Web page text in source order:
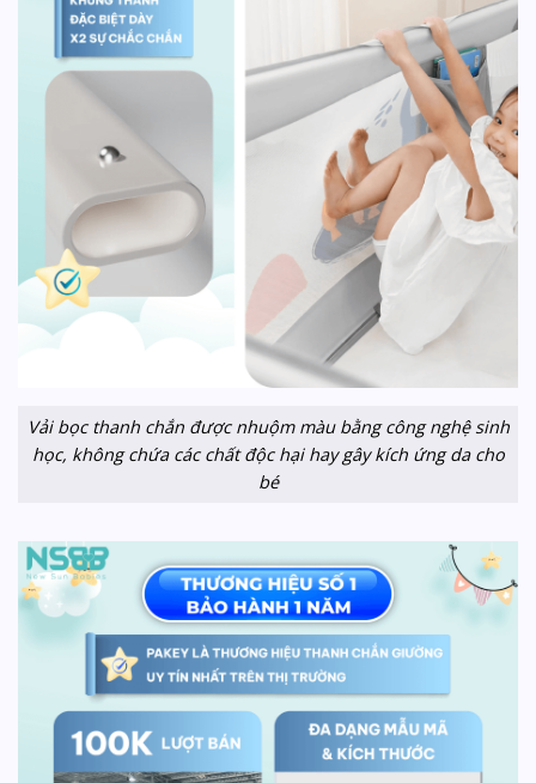
Vải bọc thanh chắn được nhuộm màu bằng công nghệ sinh
học, không chứa các chất độc hại hay gây kích ứng da cho
bé